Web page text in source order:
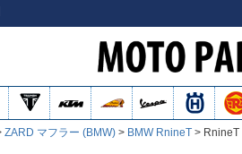
ZARD マフラー (BMW) BMW RnineT